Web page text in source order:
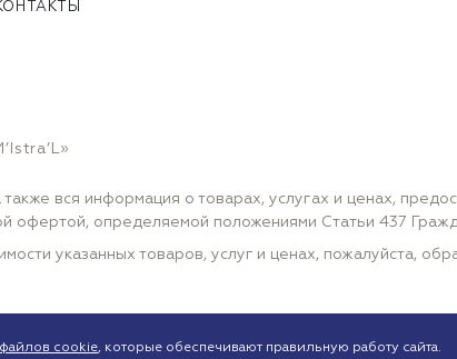
вся информация о товарах, услугах и ценах,
офертой, определяемой положениями Статьи 437
указанных товаров, услуг и ценах, пожалуйста,
файлов cookie, которые обеспечивают правильную работу сайта.